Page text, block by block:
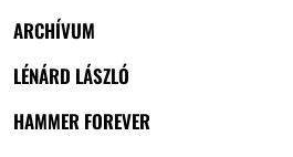
ARCHÍVUM
LÉNÁRD LÁSZLÓ
HAMMER FOREVER